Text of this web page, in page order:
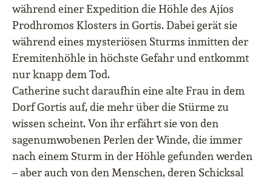
während einer Expedition die Höhle des Ajios
Prodhromos Klosters in Gortis. Dabei gerät sie
während eines mysteriösen Sturms inmitten der
Eremitenhöhle in höchste Gefahr und entkommt
nur knapp dem Tod.
Catherine sucht daraufhin eine alte Frau in dem
Dorf Gortis auf, die mehr über die Stürme zu
wissen scheint. Von ihr erfährt sie von den
sagenumwobenen Perlen der Winde, die immer
nach einem Sturm in der Höhle gefunden werden
– aber auch von den Menschen, deren Schicksal